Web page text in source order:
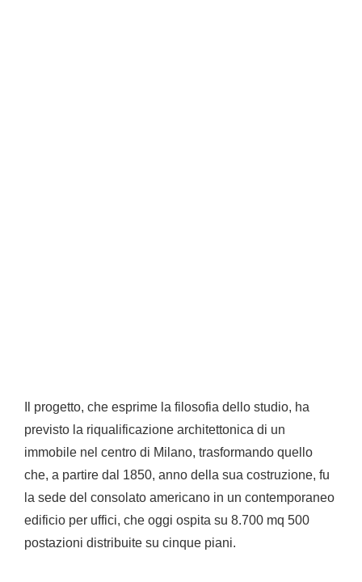
Il progetto, che esprime la filosofia dello studio, ha
previsto la riqualificazione architettonica di un
immobile nel centro di Milano, trasformando quello
che, a partire dal 1850, anno della sua costruzione, fu
la sede del consolato americano in un contemporaneo
edificio per uffici, che oggi ospita su 8.700 mq 500
postazioni distribuite su cinque piani.